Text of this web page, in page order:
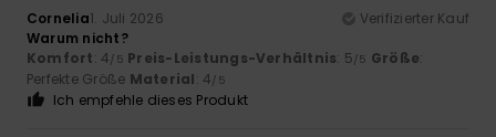
Cornelia1. Juli 2026
Verifizierter Kauf
Warum nicht?
Komfort: 4/5 Preis-Leistungs-Verhältnis: 5/5 Größe:
Perfekte Größe Material: 4/5
Ich empfehle dieses Produkt